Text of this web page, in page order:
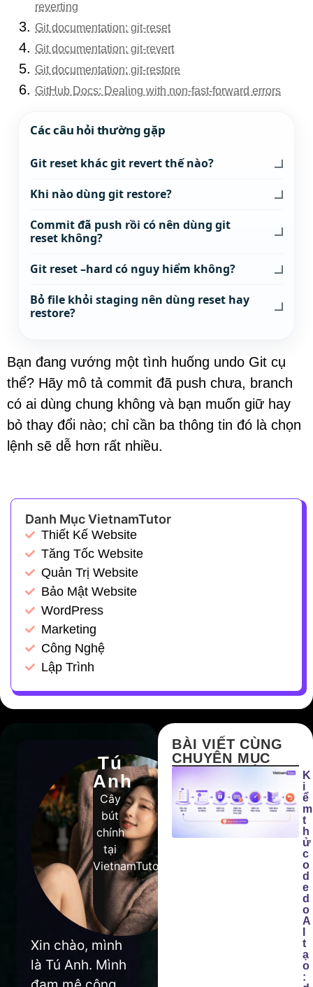
reverting
Git documentation: git-reset
Git documentation: git-revert
Git documentation: git-restore
GitHub Docs: Dealing with non-fast-forward errors
Các câu hỏi thường gặp
Git reset khác git revert thế nào?
Khi nào dùng git restore?
Commit đã push rồi có nên dùng git
reset không?
Git reset –hard có nguy hiểm không?
Bỏ file khỏi staging nên dùng reset hay
restore?
Bạn đang vướng một tình huống undo Git cụ
thể? Hãy mô tả commit đã push chưa, branch
có ai dùng chung không và bạn muốn giữ hay
bỏ thay đổi nào; chỉ cần ba thông tin đó là chọn
lệnh sẽ dễ hơn rất nhiều.
Danh Mục VietnamTutor
Thiết Kế Website
Tăng Tốc Website
Quản Trị Website
Bảo Mật Website
WordPress
Marketing
Công Nghệ
Lập Trình
Tú
Anh
Cây
bút
chính
tại
VietnamTutor
Xin chào, mình
là Tú Anh. Mình
BÀI VIẾT CÙNG
CHUYÊN MỤC
K
i
ể
m
t
h
ử
c
o
d
e
d
o
A
t
ạ
o
: